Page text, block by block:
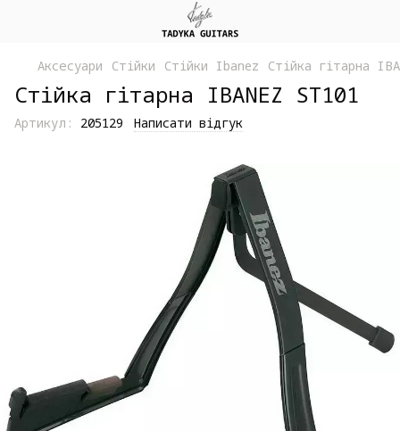
Аксесуари Стійки Стійки Ibanez Стійка гітарна
Стійка гітарна IBANEZ ST101
Артикул: 205129 Написати відгук